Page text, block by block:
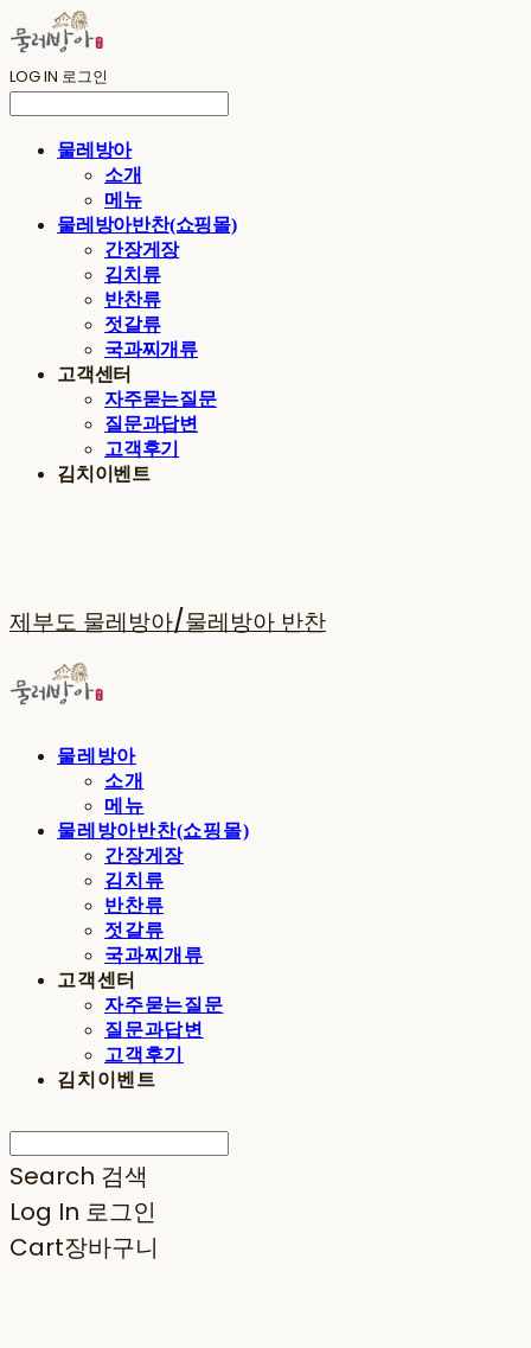
LOG IN 로그인
물레방아
소개
메뉴
물레방아반찬(쇼핑몰)
간장게장
김치류
반찬류
젓갈류
국과찌개류
고객센터
자주묻는질문
질문과답변
고객후기
김치이벤트
제부도 물레방아/물레방아 반찬
물레방아
소개
메뉴
물레방아반찬(쇼핑몰)
간장게장
김치류
반찬류
젓갈류
국과찌개류
고객센터
자주묻는질문
질문과답변
고객후기
김치이벤트
Search 검색
Log In 로그인
Cart장바구니